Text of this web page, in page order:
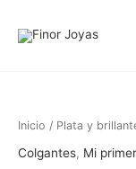
Inicio / Plata y
Colgantes, Mi